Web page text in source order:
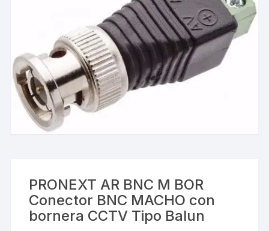
PRONEXT AR BNC M BOR
Conector BNC MACHO con
bornera CCTV Tipo Balun